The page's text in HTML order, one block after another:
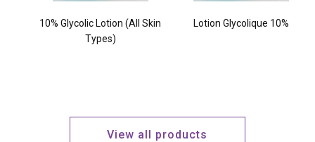
10% Glycolic Lotion (All Skin
Types)
Lotion Glycolique 10%
View all products